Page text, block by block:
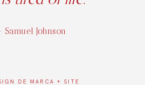
Samuel Johnson
DE MARCA + SITE